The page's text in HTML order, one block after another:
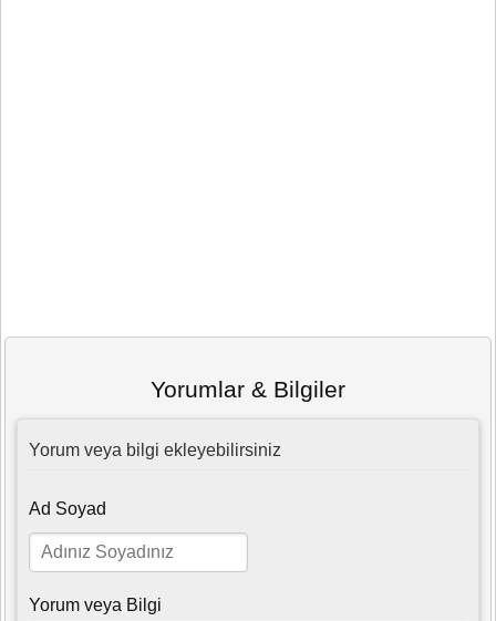
Yorumlar & Bilgiler
Yorum veya bilgi ekleyebilirsiniz
Ad Soyad
Yorum veya Bilgi